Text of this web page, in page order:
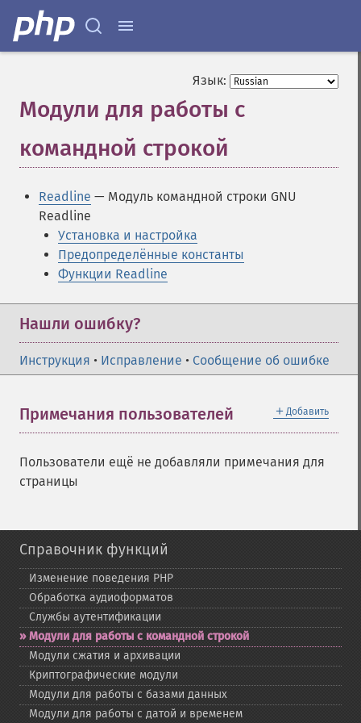
Язык:
Модули для работы с
командной строкой
Readline — Модуль командной строки GNU
Readline
Установка и настройка
Предопределённые константы
Функции Readline
Нашли ошибку?
Инструкция • Исправление • Сообщение об ошибке
＋ Добавить
Примечания пользователей
Пользователи ещё не добавляли примечания для
страницы
Справочник функций
Изменение поведения PHP
Обработка аудиоформатов
Службы аутентификации
Модули для работы с командной строкой
Модули сжатия и архивации
Криптографические модули
Модули для работы с базами данных
Модули для работы с датой и временем